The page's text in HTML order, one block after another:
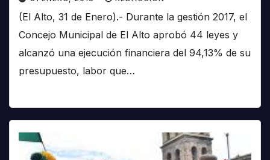
(El Alto, 31 de Enero).- Durante la gestión 2017, el
Concejo Municipal de El Alto aprobó 44 leyes y
alcanzó una ejecución financiera del 94,13% de su
presupuesto, labor que…